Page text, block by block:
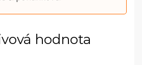
hodnota